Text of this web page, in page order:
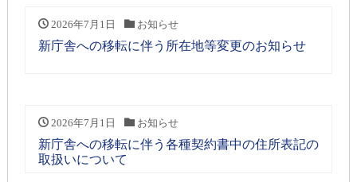
2026年7月1日 お知らせ
新庁舎への移転に伴う所在地等変更のお知らせ
2026年7月1日 お知らせ
新庁舎への移転に伴う各種契約書中の住所表記の
取扱いについて